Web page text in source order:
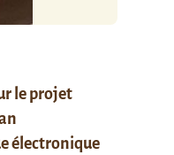
le projet
électronique